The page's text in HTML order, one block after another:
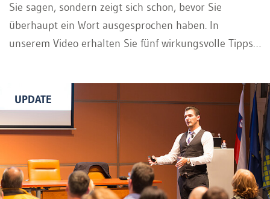
Sie sagen, sondern zeigt sich schon, bevor Sie
überhaupt ein Wort ausgesprochen haben. In
unserem Video erhalten Sie fünf wirkungsvolle Tipps
aufrechte Körperhaltung Sicherheit vermittelt, warum
eine authentische Mimik Ihre Botschaften
unterstreicht und wie Sie mit der richtigen
räumlichen Distanz Nähe oder Souveränität
signalisieren. Ausserdem lernen Sie, Gesten gezielt
und zugleich natürlich einzusetzen und durch aktiven
UPDATE